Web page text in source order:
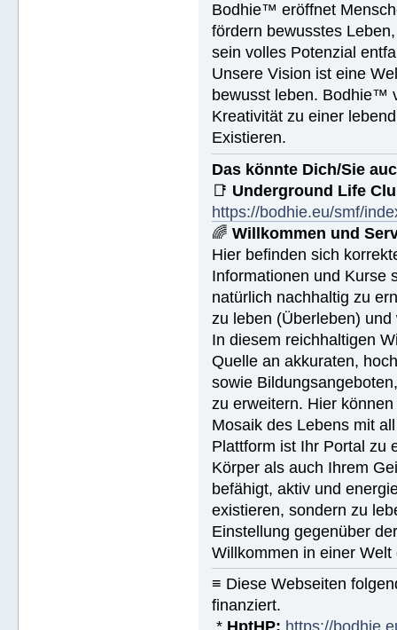
Bodhie™ eröffnet
fördern bewusstes
sein volles Potenzial
Unsere Vision ist eine
bewusst leben. Bodhie™
Kreativität zu einer
Existieren.
Das könnte Dich/Sie
📑 Underground Life
https://bodhie.eu/smf/
🌈Willkommen und
Hier befinden sich
Informationen und Kurse
natürlich nachhaltig zu
zu leben (Überleben)
In diesem reichhaltigen
Quelle an akkuraten,
sowie
zu erweitern. Hier
Mosaik des Lebens mit
Plattform ist Ihr Portal zu
Körper als auch Ihrem
befähigt, aktiv und
existieren, sondern zu
Einstellung gegenüber
Willkommen in einer
≡ Diese Webseiten
finanziert.